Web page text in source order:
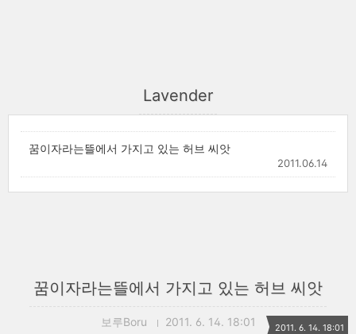
Lavender
꿈이자라는뜰에서 가지고 있는 허브 씨앗
2011.06.14
꿈이자라는뜰에서 가지고 있는 허브 씨앗
보루Boru 2011. 6. 14. 18:01 2011. 6. 14. 18:01